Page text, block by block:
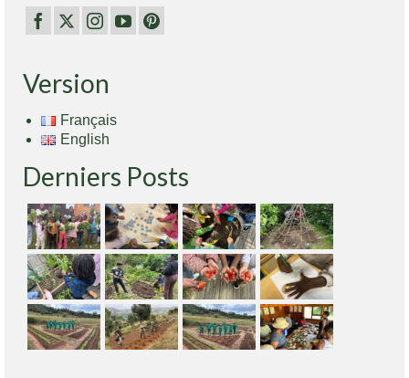
Version
Français
English
Derniers Posts